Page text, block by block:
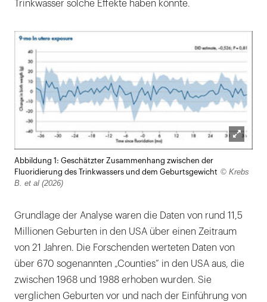
Trinkwasser solche Effekte haben könnte.
Abbildung 1: Geschätzter Zusammenhang zwischen der
Fluoridierung des Trinkwassers und dem Geburtsgewicht © Krebs
B. et al (2026)
Grundlage der Analyse waren die Daten von rund 11,5
Millionen Geburten in den USA über einen Zeitraum
von 21 Jahren. Die Forschenden werteten Daten von
über 670 sogenannten „Counties” in den USA aus, die
zwischen 1968 und 1988 erhoben wurden. Sie
verglichen Geburten vor und nach der Einführung von